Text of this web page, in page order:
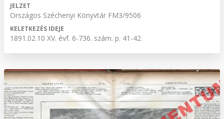
JELZET
Országos Széchenyi Könyvtár FM3/9506
KELETKEZÉS IDEJE
1891.02.10 XV. évf. 6-736. szám. p. 41-42.